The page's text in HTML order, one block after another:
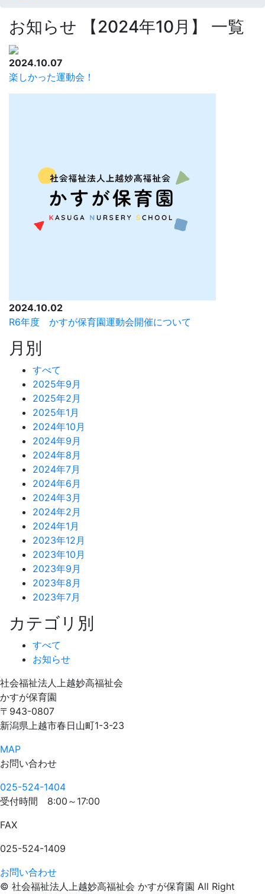
お知らせ 【2024年10月】 一覧
2024.10.07
楽しかった運動会！
2024.10.02
R6年度 かすが保育園運動会開催について
月別
すべて
2025年9月
2025年2月
2025年1月
2024年10月
2024年9月
2024年8月
2024年7月
2024年6月
2024年3月
2024年2月
2024年1月
2023年12月
2023年10月
2023年9月
2023年8月
2023年7月
カテゴリ別
すべて
お知らせ
社会福祉法人上越妙高福祉会
かすが保育園
〒943-0807
新潟県上越市春日山町1-3-23
MAP
お問い合わせ
025-524-1404
受付時間 8:00～17:00
FAX
025-524-1409
お問い合わせ
© 社会福祉法人上越妙高福祉会 かすが保育園 All Right